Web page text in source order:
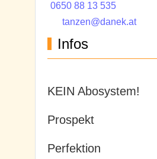
0650 88 13 535
tanzen@danek.at
Infos
KEIN Abosystem!
Prospekt
Perfektion